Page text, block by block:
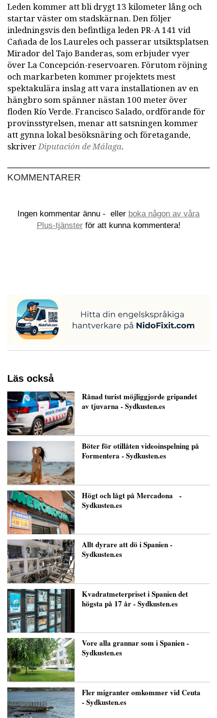
Leden kommer att bli drygt 13 kilometer lång och
startar väster om stadskärnan. Den följer
inledningsvis den befintliga leden PR-A 141 vid
Cañada de los Laureles och passerar utsiktsplatsen
Mirador del Tajo Banderas, som erbjuder vyer
över La Concepción-reservoaren. Förutom röjning
och markarbeten kommer projektets mest
spektakulära inslag att vara installationen av en
hängbro som spänner nästan 100 meter över
floden Río Verde. Francisco Salado, ordförande för
provinsstyrelsen, menar att satsningen kommer
att gynna lokal besöksnäring och företagande,
skriverDiputación de Málaga.
KOMMENTARER
Ingen kommentar ännu - eller boka någon av våra
Plus-tjänsterför att kunna kommentera!